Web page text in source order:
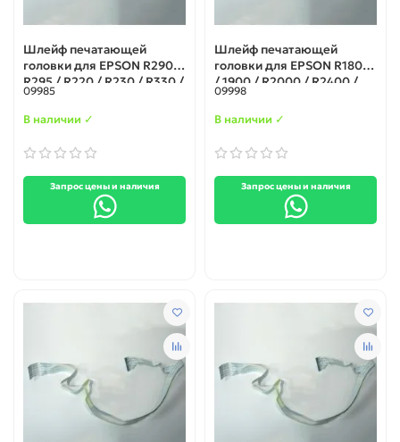
Шлейф печатающей
головки для EPSON R290 /
R295 / R220 / R230 / R330 /
R280 / R285 / RX585 /
RX610
09985
В наличии ✓
Запрос цены и наличия
Шлейф печатающей
головки для EPSON R1800
/ 1900 / R2000 / R2400 /
R2880
09998
В наличии ✓
Запрос цены и наличия